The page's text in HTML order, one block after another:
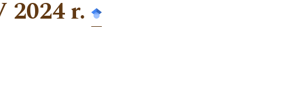
2024 r.